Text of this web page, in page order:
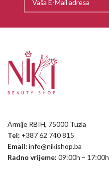
Armije RBIH, 75000 Tuzla
Tel: +387 62 740 815
Email: info@nikishop.ba
Radno vrijeme: 09:00h – 17:00h